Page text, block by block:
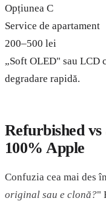
Opțiunea C
Service de apartament
200–500 lei
„Soft OLED" sau
degradare rapidă.
Refurbished
100% Apple
Confuzia cea mai des
original sau e clonă?"